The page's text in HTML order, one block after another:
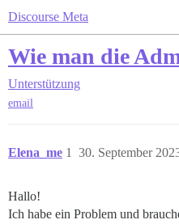
Discourse Meta
Wie man die
Unterstützung
email
Elena_me 30. September
1
Hallo!
Ich habe ein Problem und